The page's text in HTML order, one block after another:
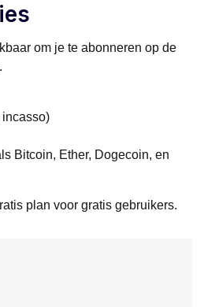
om je te abonneren op de
incasso)
Bitcoin, Ether, Dogecoin, en
plan voor gratis gebruikers.